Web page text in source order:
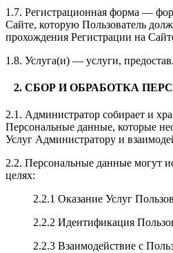
1.7. Регистрационная форма —
Сайте, которую Пользователь
прохождения Регистрации на
1.8. Услуга(и) — услуги,
2. СБОР И ОБРАБОТКА
2.1. Администратор собирает и
Персональные данные, которые
Услуг Администратору и
2.2. Персональные данные могут
целях:
2.2.1 Оказание Услуг
2.2.2 Идентификация
2.2.3 Взаимодействие с